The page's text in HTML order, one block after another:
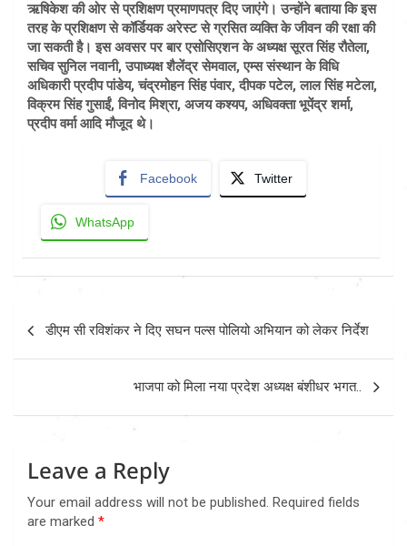
ऋषिकेश की ओर से प्रशिक्षण प्रमाणपत्र दिए जाएंगे। उन्होंने बताया कि इस
तरह के प्रशिक्षण से कॉर्डियक अरेस्ट से ग्रसित व्यक्ति के जीवन की रक्षा की
जा सकती है। इस अवसर पर बार एसोसिएशन के अध्यक्ष सूरत सिंह रौतेला,
सचिव सुनिल नवानी, उपाध्यक्ष शैलेंद्र सेमवाल, एम्स संस्थान के ​विधि
अधिकारी प्रदीप पांडेय, चंद्रमोहन सिंह पंवार, दीपक पटेल, लाल सिंह मटेला,
विक्रम सिंह गुसाईं, विनोद मिश्रा, अजय कश्यप, अधिवक्ता भूपेंद्र शर्मा,
प्रदीप वर्मा आदि मौजूद थे।
Facebook Twitter
WhatsApp
Post
navigation
डीएम सी रविशंकर ने दिए सघन पल्स पोलियो अभियान को लेकर निर्देश
भाजपा को मिला नया प्रदेश अध्यक्ष बंशीधर भगत..
Leave a Reply
Your email address will not be published. Required fields
are marked *